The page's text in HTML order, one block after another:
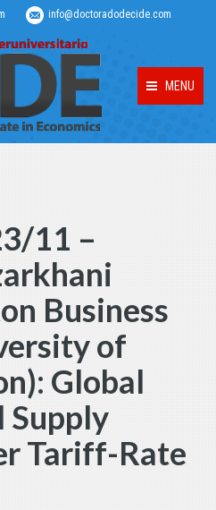
info@doctoradodecide.com
MENU
11 –
Business
of
Global
Tariff-Rate